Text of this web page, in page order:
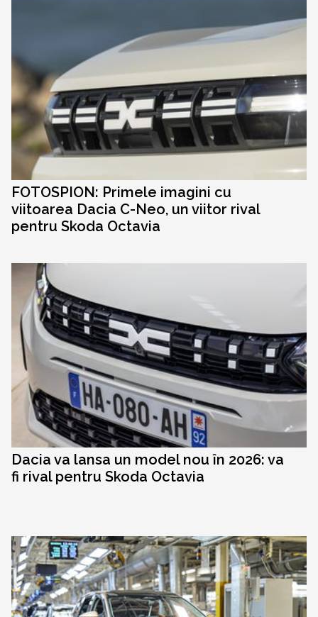
FOTOSPION: Primele imagini cu
viitoarea Dacia C-Neo, un viitor rival
pentru Skoda Octavia
Dacia va lansa un model nou în 2026: va
fi rival pentru Skoda Octavia